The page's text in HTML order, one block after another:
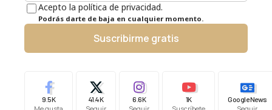
Acepto la política de privacidad.
Podrás darte de baja en cualquier momento.
Suscribirme gratis
9.5K 41.4K 6.6K 1K Google News